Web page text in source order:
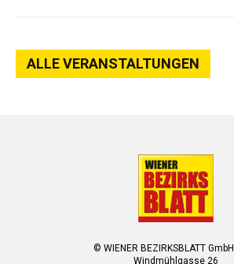
ALLE VERANSTALTUNGEN
© WIENER BEZIRKSBLATT
Windmühlgasse 26